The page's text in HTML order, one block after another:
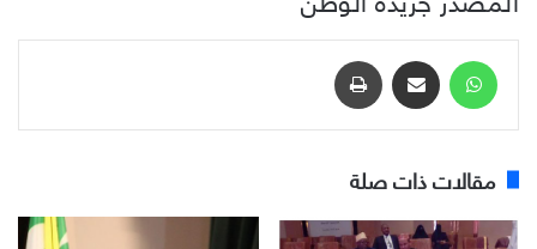
واتساب مشاركة عبر البريد
مقالات ذات صلة